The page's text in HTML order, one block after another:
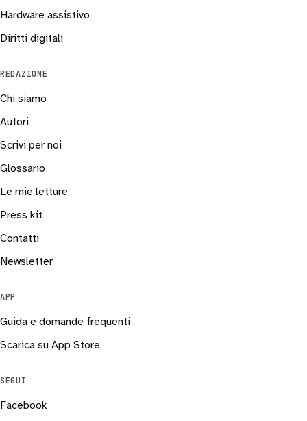
Hardware assistivo
Diritti digitali
REDAZIONE
Chi siamo
Autori
Scrivi per noi
Glossario
Le mie letture
Press kit
Contatti
Newsletter
APP
Guida e domande frequenti
Scarica su App Store
SEGUI
Facebook